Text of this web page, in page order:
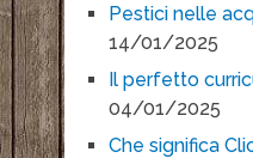
Pestici nelle
14/01/2025
Il perfetto
04/01/2025
Che significa